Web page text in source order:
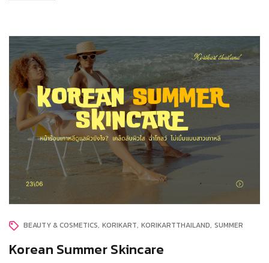
BEAUTY & COSMETICS KORIKART KORIKARTTHAILAND SUMMER
Korean Summer Skincare